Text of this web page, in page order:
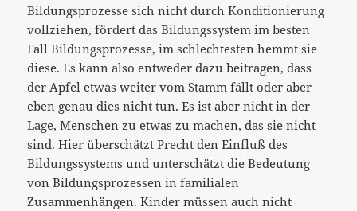
Bildungsprozesse sich nicht durch Konditionierung
vollziehen, fördert das Bildungssystem im besten
Fall Bildungsprozesse,im schlechtesten hemmt sie
diese. Es kann also entweder dazu beitragen, dass
der Apfel etwas weiter vom Stamm fällt oder aber
eben genau dies nicht tun. Es ist aber nicht in der
Lage, Menschen zu etwas zu machen, das sie nicht
sind. Hier überschätzt Precht den Einfluß des
Bildungssystems und unterschätzt die Bedeutung
von Bildungsprozessen in familialen
Zusammenhängen. Kinder müssen auch nicht